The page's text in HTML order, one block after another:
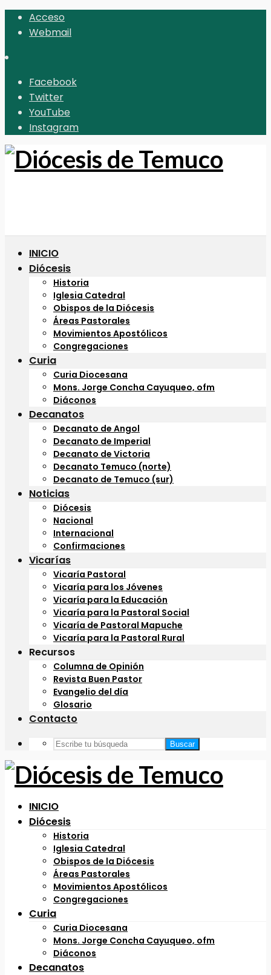
Acceso
Webmail
Facebook
Twitter
YouTube
Instagram
INICIO
Diócesis
Historia
Iglesia Catedral
Obispos de la Diócesis
Áreas Pastorales
Movimientos Apostólicos
Congregaciones
Curia
Curia Diocesana
Mons. Jorge Concha Cayuqueo, ofm
Diáconos
Decanatos
Decanato de Angol
Decanato de Imperial
Decanato de Victoria
Decanato Temuco (norte)
Decanato de Temuco (sur)
Noticias
Diócesis
Nacional
Internacional
Confirmaciones
Vicarías
Vicaría Pastoral
Vicaría para los Jóvenes
Vicaría para la Educación
Vicaría para la Pastoral Social
Vicaría de Pastoral Mapuche
Vicaría para la Pastoral Rural
Recursos
Columna de Opinión
Revista Buen Pastor
Evangelio del día
Glosario
Contacto
Buscar
INICIO
Diócesis
Historia
Iglesia Catedral
Obispos de la Diócesis
Áreas Pastorales
Movimientos Apostólicos
Congregaciones
Curia
Curia Diocesana
Mons. Jorge Concha Cayuqueo, ofm
Diáconos
Decanatos